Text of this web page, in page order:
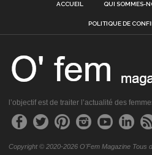
ACCUEIL QUI SOMMES-
POLITIQUE DE
l’objectif est de traiter l’actualité des
Copyright © 2020-2026 O'Fem Magazine Tous